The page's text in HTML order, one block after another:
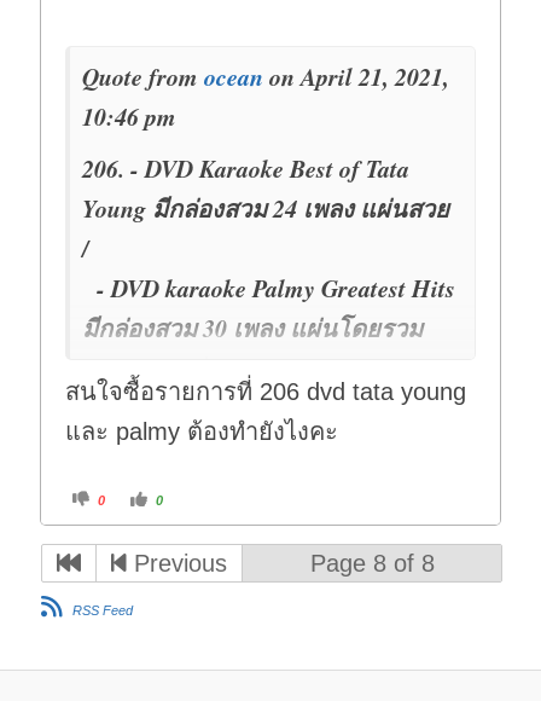
Quote fromocean on April 21, 2021,
10:46 pm
206. - DVD Karaoke Best of Tata
Young มีกล่องสวม 24 เพลง แผ่นสวย
/
- DVD karaoke Palmy Greatest Hits
มีกล่องสวม 30 เพลง แผ่นโดยรวม
สวย / ขายคู่ 160-
สนใจซื้อรายการที่ 206 dvd tata young
และ palmy ต้องทำยังไงคะ
C
i
k
h
s
0
C
i
k
f
o
s
0
Previous Page 8 of 8
RSS Feed